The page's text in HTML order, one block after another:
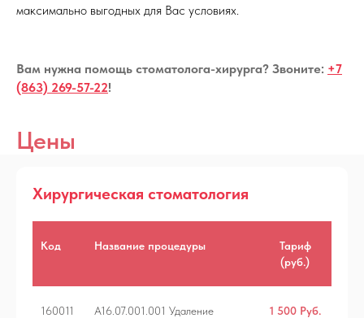
максимально выгодных для Вас условиях.
Вам нужна помощь стоматолога-хирурга? Звоните: +7
(863) 269-57-22!
Цены
Хирургическая стоматология
Код Название процедуры
Тариф
(руб.)
160011
А16.07.001.001 Удаление
1 500 Руб.